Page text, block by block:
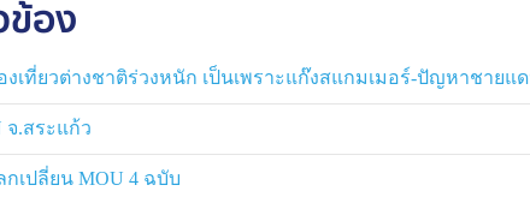
ชายแดนไทย-กัมพูชา ยกระดับความตึงเครียด จนกลายเป็นฟาง
ให้ แม่ทัพภาคที่ 2 ในขณะนั้น ตัดสินใจ ครั้งสำคัญที่สุดในชีวิต
ข้อง
เที่ยวต่างชาติร่วงหนัก เป็นเพราะแก๊งสแกมเมอร์-ปัญหาชายแ
.สระแก้ว
เปลี่ยน MOU 4 ฉบับ